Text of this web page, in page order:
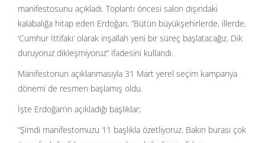
manifestosunu açıkladı. Toplantı öncesi salon dışındaki
kalabalığa hitap eden Erdoğan, ”Bütün büyükşehirlerde, illerde,
‘Cumhur İttifakı’ olarak inşallah yeni bir süreç başlatacağız. Dik
duruyoruz dikleşmiyoruz” ifadesini kullandı.
Manifestonun açıklanmasıyla 31 Mart yerel seçim kampanya
dönemi de resmen başlamış oldu.
İşte Erdoğan’ın açıkladığı başlıklar;
“Şimdi manifestomuzu 11 başlıkla özetliyoruz. Bakın burası çok